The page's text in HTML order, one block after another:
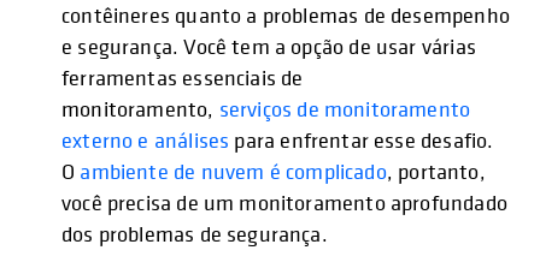
contêineres quanto a problemas de desempenho
e segurança. Você tem a opção de usar várias
ferramentas essenciais de
monitoramento, serviços de monitoramento
externo e análises para enfrentar esse desafio.
O ambiente de nuvem é complicado, portanto,
você precisa de um monitoramento aprofundado
dos problemas de segurança.